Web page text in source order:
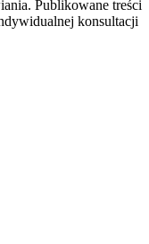
Publikowane treści
konsultacji